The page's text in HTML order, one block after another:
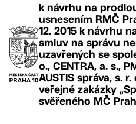
k návrhu na
usnesením RMČ
12. 2015 k návrhu
smluv na správu
uzavřených se
o., CENTRA, a. s.,
AUSTIS správa, s.
veřejné zakázky
svěřeného MČ